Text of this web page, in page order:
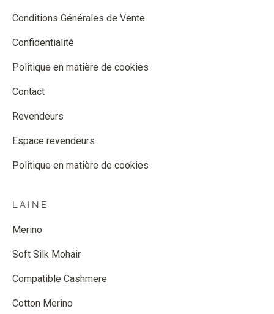
Conditions Générales de Vente
Confidentialité
Politique en matière de cookies
Contact
Revendeurs
Espace revendeurs
Politique en matière de cookies
LAINE
Merino
Soft Silk Mohair
Compatible Cashmere
Cotton Merino